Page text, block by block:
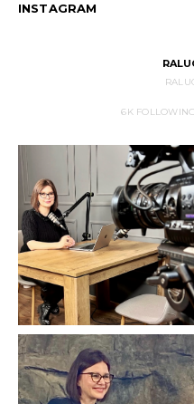
INSTAGRAM
6KFOLLOWING